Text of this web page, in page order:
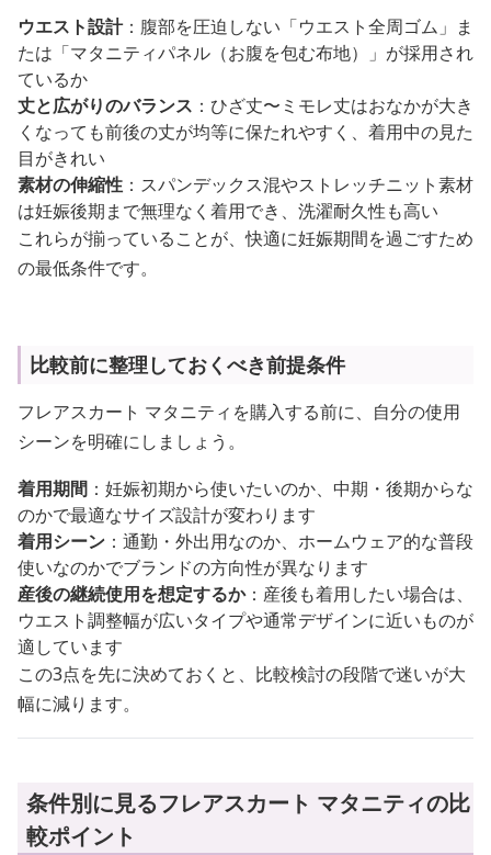
ウエスト設計：腹部を圧迫しない「ウエスト全周ゴム」ま
たは「マタニティパネル（お腹を包む布地）」が採用され
ているか
丈と広がりのバランス ：ひざ丈〜ミモレ丈はおなかが大き
くなっても前後の丈が均等に保たれやすく、着用中の見た
目がきれい
素材の伸縮性 ：スパンデックス混やストレッチニット素材
は妊娠後期まで無理なく着用でき、洗濯耐久性も高い
これらが揃っていることが、快適に妊娠期間を過ごすため
の最低条件です。
比較前に整理しておくべき前提条件
フレアスカート マタニティを購入する前に、自分の使用
シーンを明確にしましょう。
着用期間 ：妊娠初期から使いたいのか、中期・後期からな
のかで最適なサイズ設計が変わります
着用シーン ：通勤・外出用なのか、ホームウェア的な普段
使いなのかでブランドの方向性が異なります
産後の継続使用を想定するか：産後も着用したい場合は、
ウエスト調整幅が広いタイプや通常デザインに近いものが
適しています
この3点を先に決めておくと、比較検討の段階で迷いが大
幅に減ります。
条件別に見るフレアスカート マタニティの比
較ポイント